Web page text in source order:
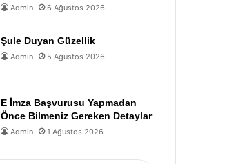
Admin 6 Ağustos 2026
Şule Duyan Güzellik
Admin 5 Ağustos 2026
E İmza Başvurusu Yapmadan
Önce Bilmeniz Gereken Detaylar
Admin 1 Ağustos 2026